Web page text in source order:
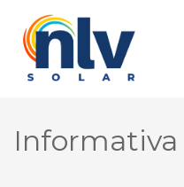
content
(Press
Informativa